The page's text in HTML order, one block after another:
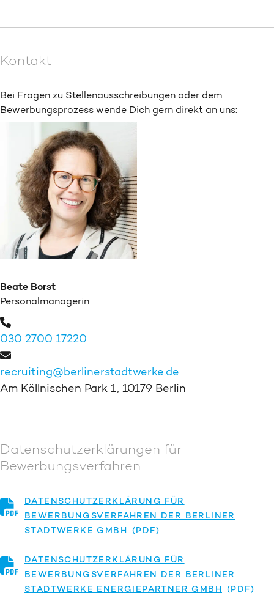
Kontakt
Bei Fragen zu Stellenausschreibungen oder dem
Bewerbungsprozess wende Dich gern direkt an uns:
Beate Borst
Personalmanagerin
030 2700 17220
recruiting@berlinerstadtwerke.de
Am Köllnischen Park 1, 10179 Berlin
Datenschutzerklärungen für
Bewerbungsverfahren
DATENSCHUTZERKLÄRUNG FÜR
BEWERBUNGSVERFAHREN DER BERLINER
STADTWERKE GMBH
DATENSCHUTZERKLÄRUNG FÜR
BEWERBUNGSVERFAHREN DER BERLINER
STADTWERKE ENERGIEPARTNER GMBH